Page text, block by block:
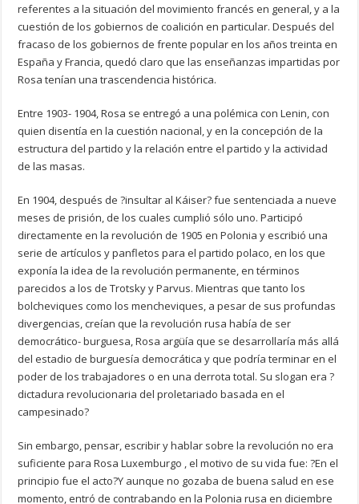
referentes a la situación del movimiento francés en general, y a la
cuestión de los gobiernos de coalición en particular. Después del
fracaso de los gobiernos de frente popular en los años treinta en
España y Francia, quedó claro que las enseñanzas impartidas por
Rosa tenían una trascendencia histórica.
Entre 1903- 1904, Rosa se entregó a una polémica con Lenin, con
quien disentía en la cuestión nacional, y en la concepción de la
estructura del partido y la relación entre el partido y la actividad
de las masas.
En 1904, después de ?insultar al Káiser? fue sentenciada a nueve
meses de prisión, de los cuales cumplió sólo uno. Participó
directamente en la revolución de 1905 en Polonia y escribió una
serie de artículos y panfletos para el partido polaco, en los que
exponía la idea de la revolución permanente, en términos
parecidos a los de Trotsky y Parvus. Mientras que tanto los
bolcheviques como los mencheviques, a pesar de sus profundas
divergencias, creían que la revolución rusa había de ser
democrático- burguesa, Rosa argüía que se desarrollaría más allá
del estadio de burguesía democrática y que podría terminar en el
poder de los trabajadores o en una derrota total. Su slogan era ?
dictadura revolucionaria del proletariado basada en el
campesinado?
Sin embargo, pensar, escribir y hablar sobre la revolución no era
suficiente para Rosa Luxemburgo , el motivo de su vida fue: ?En el
principio fue el acto?Y aunque no gozaba de buena salud en ese
momento, entró de contrabando en la Polonia rusa en diciembre